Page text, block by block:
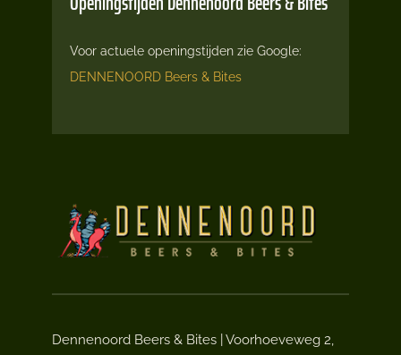
Voor actuele openingstijden zie Google:
DENNENOORD Beers & Bites
Dennenoord Beers & Bites | Voorhoeveweg 2,